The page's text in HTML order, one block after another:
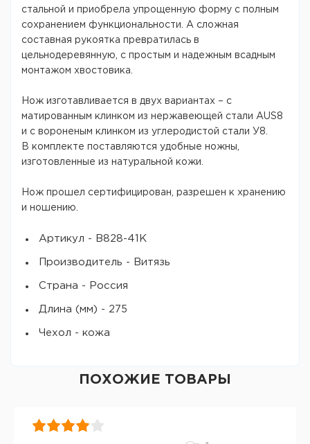
стальной и приобрела упрощенную форму с полным
сохранением функциональности. А сложная
составная рукоятка превратилась в
цельнодеревянную, с простым и надежным всадным
монтажом хвостовика.
Нож изготавливается в двух вариантах – с
матированным клинком из нержавеющей стали AUS8
и с вороненым клинком из углеродистой стали У8.
В комплекте поставляются удобные ножны,
изготовленные из натуральной кожи.
Нож прошел сертифицирован, разрешен к хранению
и ношению.
Артикул - B828-41K
Производитель - Витязь
Страна - Россия
Длина (мм) - 275
Чехол - кожа
ПОХОЖИЕ ТОВАРЫ